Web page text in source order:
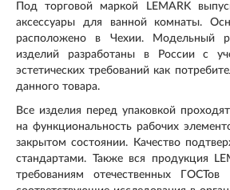
Под торговой маркой LEMARK
аксессуары для ванной комнаты.
расположено в Чехии. Модельный
изделий разработаны в России с
эстетических требований как
данного товара.
Все изделия перед упаковкой
на функциональность рабочих
закрытом состоянии. Качество
стандартами. Также вся продукция
требованиям отечественных